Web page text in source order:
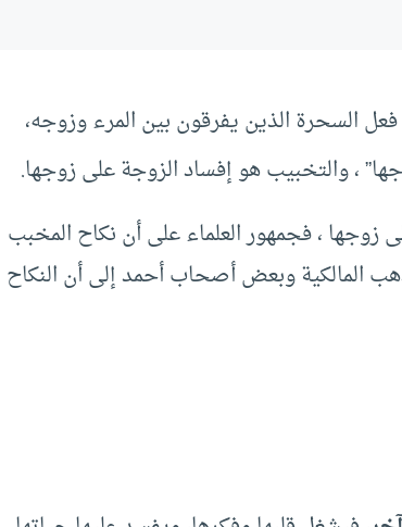
السحرة الذين يفرقون بين المرء وزوجه،
، والتخبيب هو إفساد الزوجة على زوجها.
، فجمهور العلماء على أن نكاح المخبب
المالكية وبعض أصحاب أحمد إلى أن النكاح